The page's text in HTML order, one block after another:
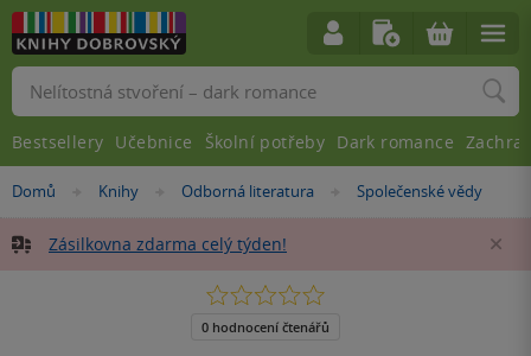
Nacházíte
zde:
Domů »
Knihy »
Odborná literatura »
Společenské vědy
Zásilkovna zdarma celý týden!
0.0
5
0 hodnocení čtenářů
Vyhledávání
Bestsellery Učebnice Školní potřeby Dark romance